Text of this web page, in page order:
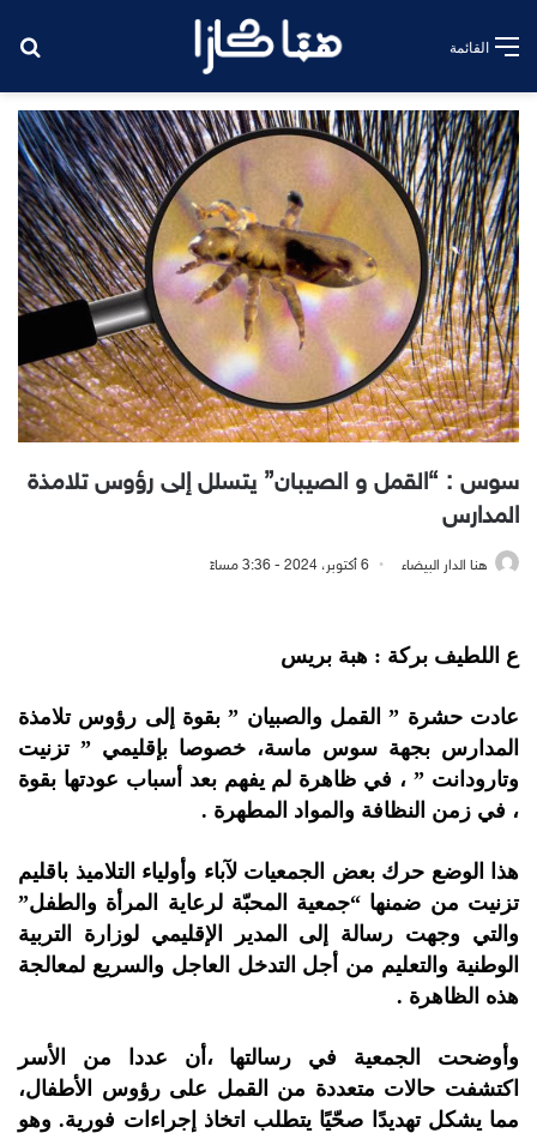
القائمة
سوس : “القمل و الصيبان” يتسلل إلى رؤوس تلامذة
المدارس
هنا الدار البيضاء 6 أكتوبر، 2024 - 3:36 مساءً
ع اللطيف بركة : هبة بريس
عادت حشرة ” القمل والصبيان ” بقوة إلى رؤوس تلامذة
المدارس بجهة سوس ماسة، خصوصا بإقليمي ” تزنيت
وتارودانت ” ، في ظاهرة لم يفهم بعد أسباب عودتها بقوة
، في زمن النظافة والمواد المطهرة .
هذا الوضع حرك بعض الجمعيات لآباء وأولياء التلاميذ باقليم
تزنيت من ضمنها “جمعية المحبّة لرعاية المرأة والطفل”
والتي وجهت رسالة إلى المدير الإقليمي لوزارة التربية
الوطنية والتعليم من أجل التدخل العاجل والسريع لمعالجة
هذه الظاهرة .
وأوضحت الجمعية في رسالتها ،أن عددا من الأسر
اكتشفت حالات متعددة من القمل على رؤوس الأطفال،
مما يشكل تهديدًا صحّيًا يتطلب اتخاذ إجراءات فورية. وهو